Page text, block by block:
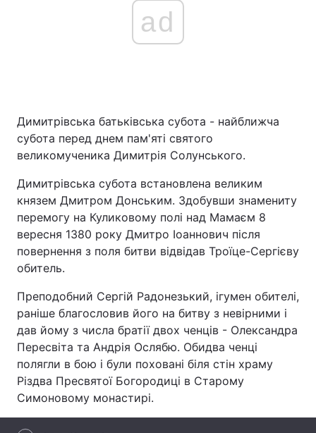
Головна Війна
Україна
Економіка
ad
Димитрівська батьківська субота - найближча
субота перед днем пам'яті святого
великомученика Димитрія Солунського.
Димитрівська субота встановлена великим
князем Дмитром Донським. Здобувши знамениту
перемогу на Куликовому полі над Мамаєм 8
вересня 1380 року Дмитро Іоаннович після
повернення з поля битви відвідав Троїце-Сергієву
обитель.
Преподобний Сергій Радонезький, ігумен обителі,
раніше благословив його на битву з невірними і
дав йому з числа братії двох ченців - Олександра
Пересвіта та Андрія Ослябю. Обидва ченці
полягли в бою і були поховані біля стін храму
Різдва Пресвятої Богородиці в Старому
Симоновому монастирі.